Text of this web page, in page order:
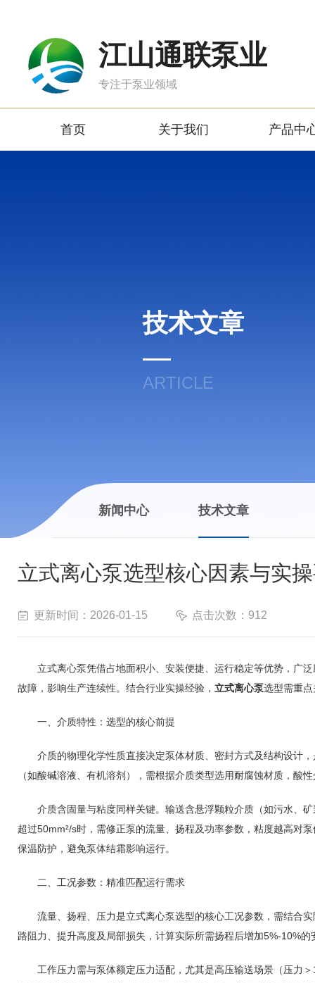
江山通联泵业
专注于泵业领域
首页 关于我们 产品中
技术文章
ARTICLE
新闻中心 技术文章
立式离心泵选型核心因素与实
更新时间：2026-01-15 点击次数：912
立式离心泵凭借占地面积小、安装便捷、运行稳定等优势，广泛
故障，影响生产连续性。结合行业实操经验， 立式离心泵选型需重
一、介质特性：选型的核心前提
介质的物理化学性质直接决定泵体材质、密封方式及结构设计，
（如酸碱溶液、有机溶剂），需根据介质类型选用耐腐蚀材质，
介质含固量与粘度同样关键。输送含悬浮颗粒介质（如污水、矿
超过50mm²/s时，需修正泵的流量、扬程及功率参数，粘度越高对
保温防护，避免泵体结霜影响运行。
二、工况参数：精准匹配运行需求
流量、扬程、压力是立式离心泵选型的核心工况参数，需结合实
路阻力、提升高度及局部损失，计算实际所需扬程后增加5%-10%
工作压力需与泵体额定压力适配，尤其是高压输送场景（压力＞